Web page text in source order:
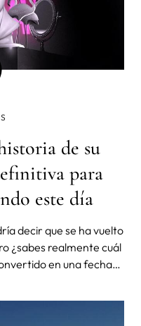
de su
para
este día
decir que se ha vuelto
¿sabes realmente cuál
en una fecha
pero una de ellas